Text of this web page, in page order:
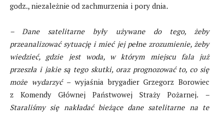
godz., niezależnie od zachmurzenia i pory dnia.
– Dane satelitarne były używane do tego, żeby
przeanalizować sytuację i mieć jej pełne zrozumienie, żeby
wiedzieć, gdzie jest woda, w którym miejscu fala już
przeszła i jakie są tego skutki, oraz prognozować to, co się
może wydarzyć –wyjaśnia brygadier Grzegorz Borowiec
z Komendy Głównej Państwowej Straży Pożarnej. –
Staraliśmy się nakładać bieżące dane satelitarne na te